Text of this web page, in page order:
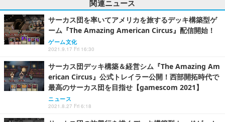
関連ニュース
サーカス団を率いてアメリカを旅するデッキ構築型ゲ
ーム『The Amazing American Circus』配信開始！
ゲーム文化
2021.9.17 Fri 16:30
サーカス団デッキ構築＆経営シム『The Amazing Am
erican Circus』公式トレイラー公開！西部開拓時代で
最高のサーカス団を目指せ【gamescom 2021】
ニュース
2021.8.27 Fri 6:18